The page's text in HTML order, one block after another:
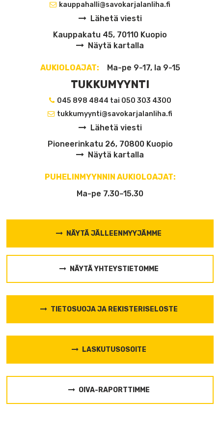
kauppahalli@savokarjalanliha.fi
Lähetä viesti
Kauppakatu 45, 70110 Kuopio
Näytä kartalla
AUKIOLOAJAT: Ma-pe 9-17, la 9-15
TUKKUMYYNTI
045 898 4844 tai 050 303 4300
tukkumyynti@savokarjalanliha.fi
Lähetä viesti
Pioneerinkatu 26, 70800 Kuopio
Näytä kartalla
PUHELINMYYNNIN AUKIOLOAJAT:
Ma-pe 7.30–15.30
NÄYTÄ JÄLLEENMYYJÄMME
NÄYTÄ YHTEYSTIETOMME
TIETOSUOJA JA REKISTERISELOSTE
LASKUTUSOSOITE
OIVA-RAPORTTIMME